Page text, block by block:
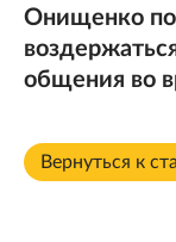
Онищенко
общения во
Вернуться к